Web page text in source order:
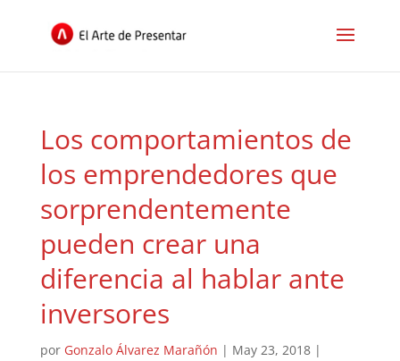
Los comportamientos de
los emprendedores que
sorprendentemente
pueden crear una
diferencia al hablar ante
inversores
por Gonzalo Álvarez Marañón | May 23, 2018|